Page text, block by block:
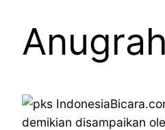
demikian disampaikan